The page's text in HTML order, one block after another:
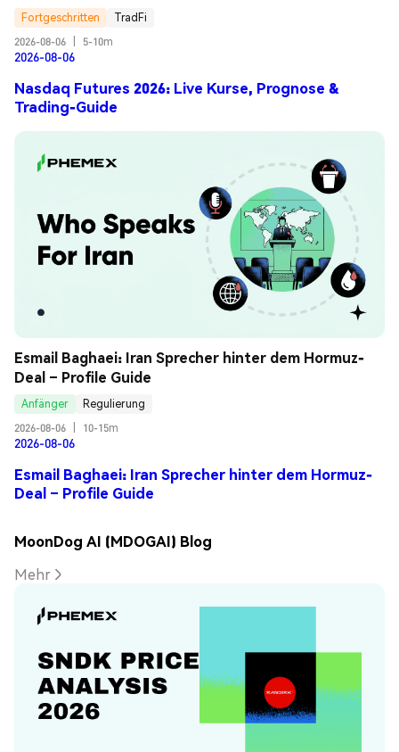
Fortgeschritten
TradFi
2026-08-06
5-10m
2026-08-06
Nasdaq Futures 2026: Live Kurse, Prognose &
Trading-Guide
Esmail Baghaei: Iran Sprecher hinter dem Hormuz-
Deal – Profile Guide
Anfänger
Regulierung
2026-08-06
10-15m
2026-08-06
Esmail Baghaei: Iran Sprecher hinter dem Hormuz-
Deal – Profile Guide
MoonDog AI (MDOGAI) Blog
Mehr